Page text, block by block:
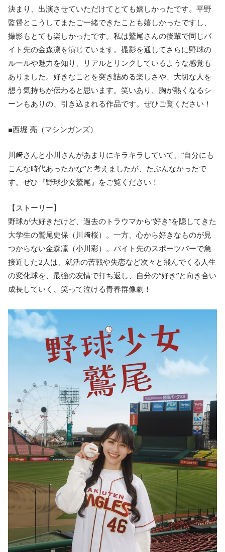
決まり、出演させていただけてとても嬉しかったです。平野
監督とこうしてまたご一緒できたことも嬉しかったですし、
撮影もとても楽しかったです。私は鷲尾さんの後輩で同じバ
イト先の金森凛を演じています。撮影を通してさらに野球の
ルールや魅力を知り、リアルとリンクしているような感覚も
ありました。好きなことを突き詰める楽しさや、大切な人を
想う気持ちが伝わると思います。笑いあり、胸が熱くなるシ
ーンもありの、引き込まれる作品です。ぜひご覧ください！
■西堀 亮（マシンガンズ）
川﨑さんと小川さんがあまりにキラキラしていて、“自分にも
こんな時代あったかな”と考えましたが、たぶんなかったで
す。ぜひ『野球少女鷲尾』をご覧ください！
【ストーリー】
野球が大好きだけど、過去のトラウマから“好き”を隠してきた
大学生の鷲尾史保（川﨑桜）。一方、心から好きなものが見
つからない金森凜（小川彩）。バイト先のスポーツバーで急
接近した2人は、就活の苦戦や失恋など次々と飛んでくる人生
の変化球を、最強の友情で打ち返し、自分の“好き”と向き合い
成長していく、笑って泣ける青春群像劇！